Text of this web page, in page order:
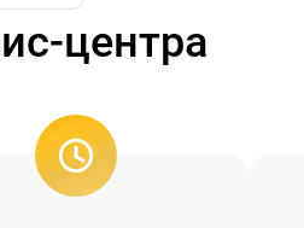
центра